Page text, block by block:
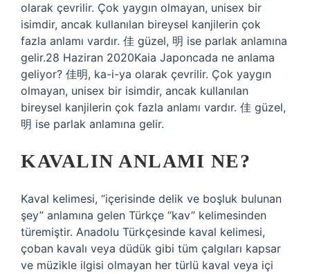
olarak çevrilir. Çok yaygın olmayan, unisex bir
isimdir, ancak kullanılan bireysel kanjilerin çok
fazla anlamı vardır. 佳 güzel, 明 ise parlak anlamına
gelir.28 Haziran 2020Kaia Japoncada ne anlama
geliyor? 佳明, ka-i-ya olarak çevrilir. Çok yaygın
olmayan, unisex bir isimdir, ancak kullanılan
bireysel kanjilerin çok fazla anlamı vardır. 佳 güzel,
明 ise parlak anlamına gelir.
KAVALIN ANLAMI NE?
Kaval kelimesi, “içerisinde delik ve boşluk bulunan
şey” anlamına gelen Türkçe “kav” kelimesinden
türemiştir. Anadolu Türkçesinde kaval kelimesi,
çoban kavalı veya düdük gibi tüm çalgıları kapsar
ve müzikle ilgisi olmayan her türlü kaval veya içi